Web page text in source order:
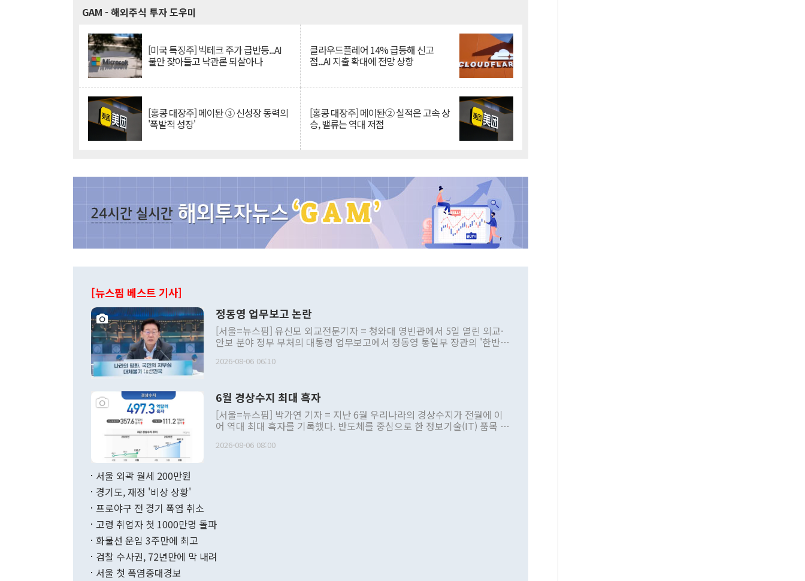
GAM - 해외주식 투자 도우미
[미국 특징주] 빅테크 주가 급반등...AI
불안 잦아들고 낙관론 되살아나
클라우드플레어 14% 급등해 신고
점...AI 지출 확대에 전망 상향
[홍콩 대장주] 메이퇀 ③ 신성장 동력의
'폭발적 성장'
[홍콩 대장주] 메이퇀② 실적은 고속 상
승, 밸류는 역대 저점
[뉴스핌 베스트 기사]
정동영 업무보고 논란
[서울=뉴스핌] 유신모 외교전문기자 = 청와대 영빈관에서 5일 열린 외교·
안보 분야 정부 부처의 대통령 업무보고에서 정동영 통일부 장관의 '한반도
발언 중에는 정부 내 조율을 거치지 않은 사안을 정책으로 추진하겠다고 공
주의적 희망에 근거한 비현실적 구상'이라는 비판을 내놨다. 그동안 정 장
관의 대북 정책 관련 발언이 물의를 빚은 적은 여러 번 있지만 대통령과 유
관 부처 장관이 공개적으로 부정적 입장을 표명한 것은 이례적이다. 정 장
관의 무리한 대북 접근법과 월권을 제어해야 한다는 목소리도 높아지고 있
다. [정동영 통일부 장관이 지난달 23일 오후 서울 종로구 정부서울청사에
무너졌다고도 했다. 또 "현 시점에서 흘러간 선(先)비핵화만 되뇌는 것은
함께 4자 대화의 동력을 확보하기 위해 최선을 다할 것"이라고 말했다. 하
2026-08-06 06:10
6월 경상수지 최대 흑자
[서울=뉴스핌] 박가연 기자 = 지난 6월 우리나라의 경상수지가 전월에 이
어 역대 최대 흑자를 기록했다. 반도체를 중심으로 한 정보기술(IT) 품목 수
료=한국은행] 한국은행이 6일 발표한 '2026년 6월 국제수지(잠정)'에 따르
며 월간 기준 처음으로 1000억달러를 넘어섰다. 상품수입은 644억8000만
196.9% 급증했고 컴퓨터·주변기기(SSD)는 282.7% 증가했다. IT 품목
수출은 160.4% 늘었으며 비IT 품목도 ▲석유제품(47.5%) ▲화공품
2026-08-06 08:00
서울 외곽 월세 200만원
경기도, 재정 '비상 상황'
프로야구 전 경기 폭염 취소
고령 취업자 첫 1000만명 돌파
화물선 운임 3주만에 최고
검찰 수사권, 72년만에 막 내려
서울 첫 폭염중대경보